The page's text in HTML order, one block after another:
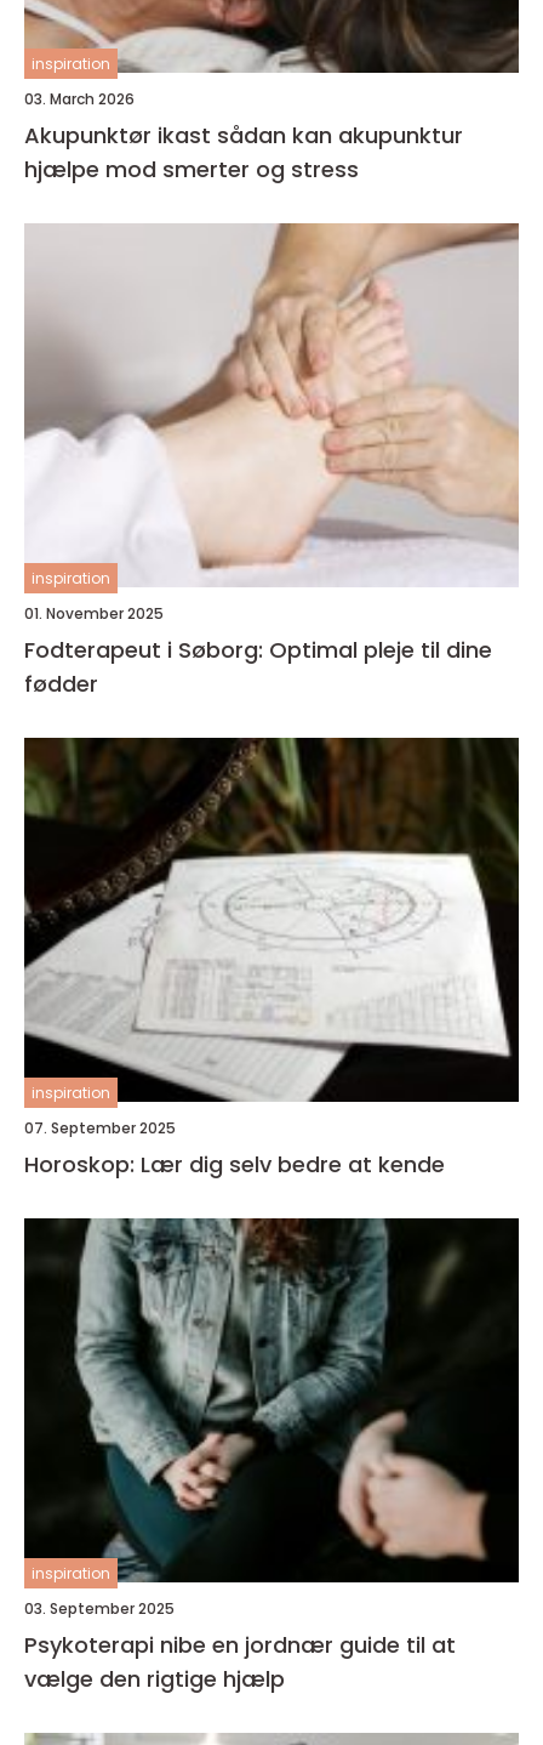
inspiration
03. March 2026
Akupunktør ikast sådan kan akupunktur
hjælpe mod smerter og stress
inspiration
01. November 2025
Fodterapeut i Søborg: Optimal pleje til dine
fødder
inspiration
07. September 2025
Horoskop: Lær dig selv bedre at kende
inspiration
03. September 2025
Psykoterapi nibe en jordnær guide til at
vælge den rigtige hjælp